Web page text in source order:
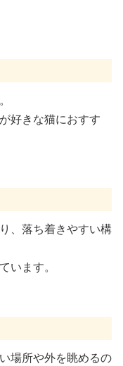
好きな猫におすす
、落ち着きやすい構
います。
場所や外を眺めるの